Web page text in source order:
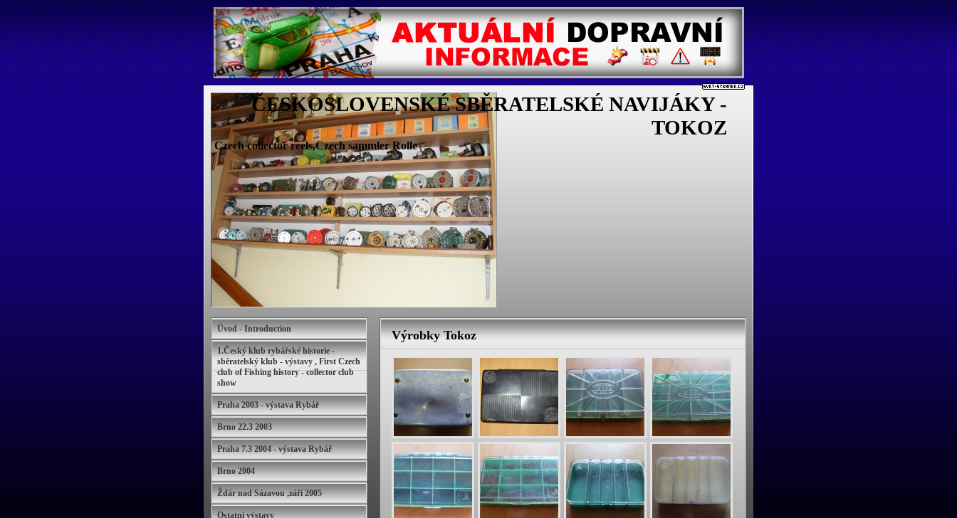
ČESKOSLOVENSKÉ SBĚRATELSKÉ NAVIJÁKY -
TOKOZ
Czech collector reels,Czech sammler Rolle
Výrobky Tokoz
Úvod - Introduction
1.Český klub rybářské historie -
sběratelský klub - výstavy , First Czech
club of Fishing history - collector club
show
Praha 2003 - výstava Rybář
Brno 22.3 2003
Praha 7.3 2004 - výstava Rybář
Brno 2004
Ždár nad Sázavou ,září 2005
Ostatní výstavy